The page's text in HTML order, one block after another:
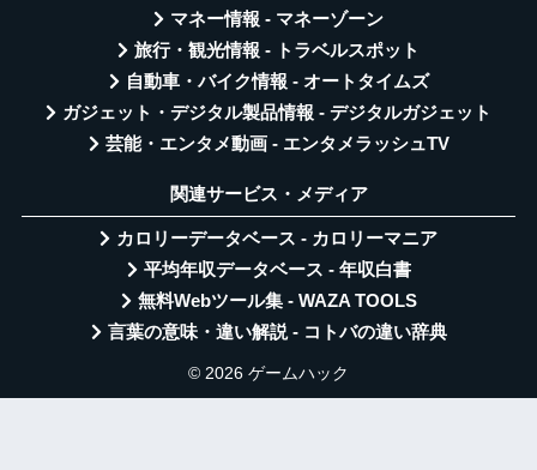
マネー情報 - マネーゾーン
旅行・観光情報 - トラベルスポット
自動車・バイク情報 - オートタイムズ
ガジェット・デジタル製品情報 - デジタルガジェット
芸能・エンタメ動画 - エンタメラッシュTV
関連サービス・メディア
カロリーデータベース - カロリーマニア
平均年収データベース - 年収白書
無料Webツール集 - WAZA TOOLS
言葉の意味・違い解説 - コトバの違い辞典
© 2026 ゲームハック